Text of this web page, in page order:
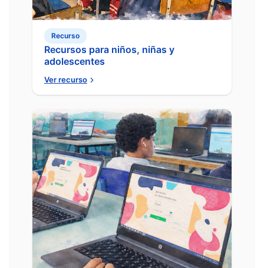
Recurso
Recursos para niños, niñas y
adolescentes
Ver recurso